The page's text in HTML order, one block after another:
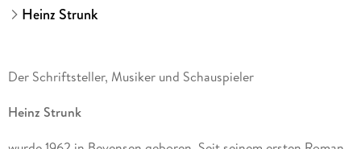
Heinz Strunk
Der Schriftsteller, Musiker und Schauspieler
Heinz Strunk